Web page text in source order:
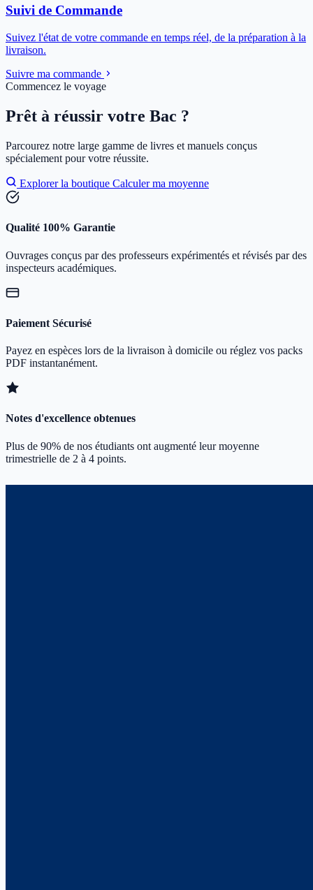
Suivi de Commande
Suivez l'état de votre commande en temps réel, de la préparation à la
livraison.
Suivre ma commande
Commencez le voyage
Prêt à réussir votre Bac ?
Parcourez notre large gamme de livres et manuels conçus
spécialement pour votre réussite.
Explorer la boutique Calculer ma moyenne
Qualité 100% Garantie
Ouvrages conçus par des professeurs expérimentés et révisés par des
inspecteurs académiques.
Paiement Sécurisé
Payez en espèces lors de la livraison à domicile ou réglez vos packs
PDF instantanément.
Notes d'excellence obtenues
Plus de 90% de nos étudiants ont augmenté leur moyenne
trimestrielle de 2 à 4 points.